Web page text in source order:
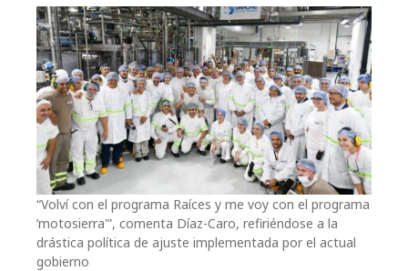
“Volví con el programa Raíces y me voy con el programa
‘motosierra'”, comenta Díaz-Caro, refiriéndose a la
drástica política de ajuste implementada por el actual
gobierno